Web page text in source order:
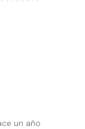
un año